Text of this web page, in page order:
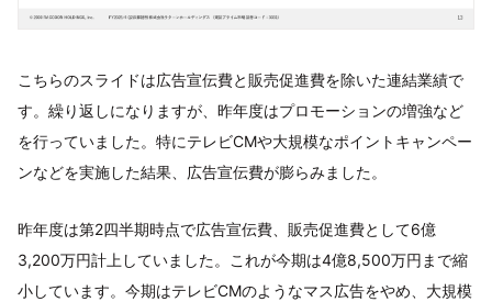
こちらのスライドは広告宣伝費と販売促進費を除いた連結業績で
す。繰り返しになりますが、昨年度はプロモーションの増強など
を行っていました。特にテレビCMや大規模なポイントキャンペー
ンなどを実施した結果、広告宣伝費が膨らみました。
昨年度は第2四半期時点で広告宣伝費、販売促進費として6億
3,200万円計上していました。これが今期は4億8,500万円まで縮
小しています。今期はテレビCMのようなマス広告をやめ、大規模